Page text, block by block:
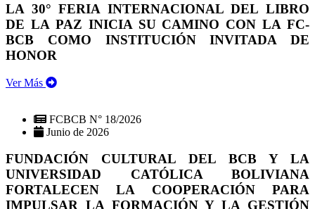
LA 30° FERIA INTERNACIONAL DEL LIBRO
DE LA PAZ INICIA SU CAMINO CON LA FC-
BCB COMO INSTITUCIÓN INVITADA DE
HONOR
Ver Más
FCBCB N° 18/2026
Junio de 2026
FUNDACIÓN CULTURAL DEL BCB Y LA
UNIVERSIDAD CATÓLICA BOLIVIANA
FORTALECEN LA COOPERACIÓN PARA
IMPULSAR LA FORMACIÓN Y LA GESTIÓN